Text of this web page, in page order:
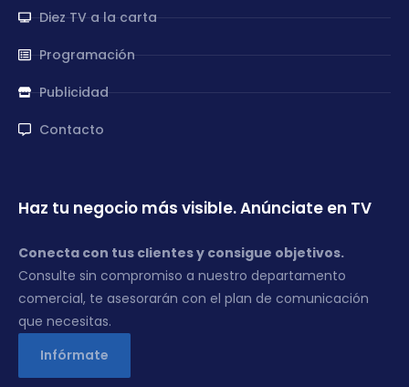
Diez TV a la carta
Programación
Publicidad
Contacto
Haz tu negocio más visible. Anúnciate en TV
Conecta con tus clientes y consigue objetivos.
Consulte sin compromiso a nuestro departamento
comercial, te asesorarán con el plan de comunicación
que necesitas.
Infórmate